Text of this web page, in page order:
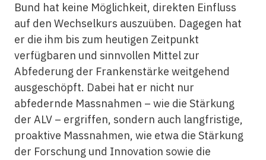
Bund hat keine Möglichkeit, direkten Einfluss
auf den Wechselkurs auszuüben. Dagegen hat
er die ihm bis zum heutigen Zeitpunkt
verfügbaren und sinnvollen Mittel zur
Abfederung der Frankenstärke weitgehend
ausgeschöpft. Dabei hat er nicht nur
abfedernde Massnahmen – wie die Stärkung
der ALV – ergriffen, sondern auch langfristige,
proaktive Massnahmen, wie etwa die Stärkung
der Forschung und Innovation sowie die